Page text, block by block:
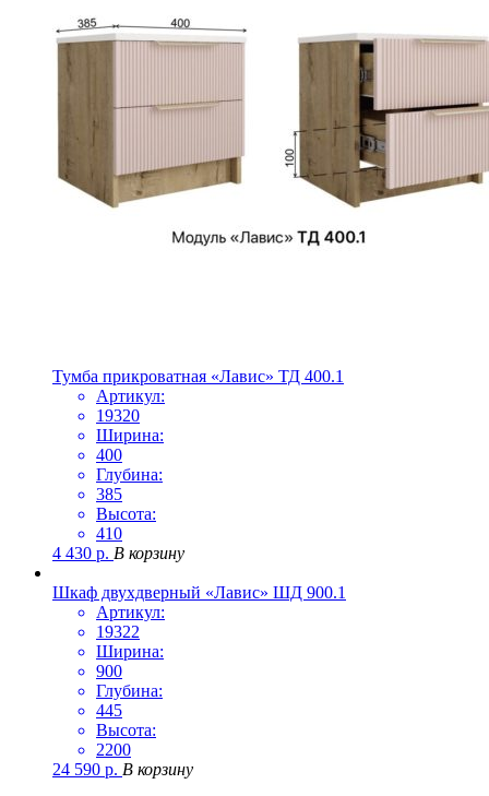
Тумба прикроватная «Лавис» ТД 400.1
Артикул:
19320
Ширина:
400
Глубина:
385
Высота:
410
4 430 р. В корзину
Шкаф двухдверный «Лавис» ШД 900.1
Артикул:
19322
Ширина:
900
Глубина:
445
Высота:
2200
24 590 р. В корзину